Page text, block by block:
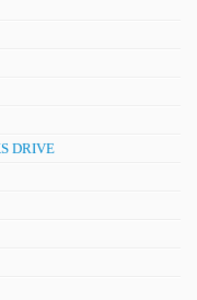
DRIVE